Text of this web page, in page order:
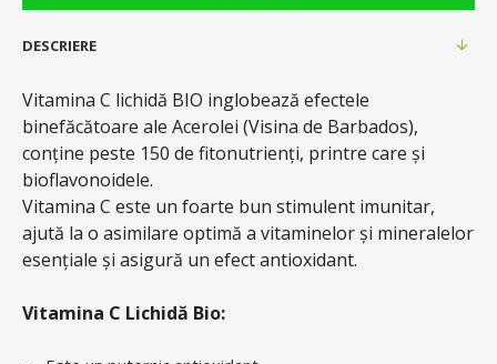
DESCRIERE
Vitamina C lichidă BIO inglobează efectele
binefăcătoare ale Acerolei (Visina de Barbados),
conține peste 150 de fitonutrienți, printre care și
bioflavonoidele.
Vitamina C este un foarte bun stimulent imunitar,
ajută la o asimilare optimă a vitaminelor și mineralelor
esențiale și asigură un efect antioxidant.
Vitamina C Lichidă Bio: